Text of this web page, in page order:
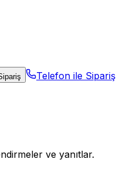
Telefon ile Sipariş
ve yanıtlar.